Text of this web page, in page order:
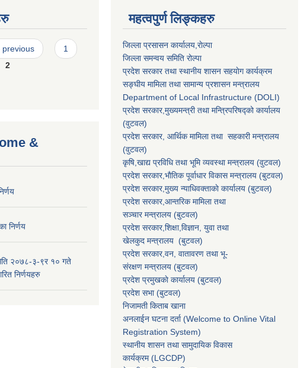
previous
1
2
&
निर्णय
२०७८-३-९र १० गते
निर्णयहरु
महत्वपुर्ण लिङ्कहरु
जिल्ला प्रसासन कार्यालय,राेल्पा
जिल्ला समन्वय समिति रोल्पा
प्रदेश सरकार तथा स्थानीय शासन सहयाेग कार्यक्रम
सङ्‍घीय मामिला तथा सामान्य प्रशासन मन्त्रालय
Department of Local Infrastructure (DOLI)
प्रदेश सरकार,मुख्यमन्त्री तथा मन्त्रिपरिषद्को कार्यालय
(वुटवल)
प्रदेश सरकार, आर्थिक मामिला तथा सहकारी मन्त्रालय
(वुटवल)
कृषि,खाद्य प्रविधि तथा भूमि व्यवस्था मन्त्रालय (वुटवल)
प्रदेश सरकार,भाैतिक पूर्वाधार विकास मन्त्रालय (बुटवल)
प्रदेश सरकार,मुख्य न्याधिवक्ताकाे कार्यालय (बुटवल)
प्रदेश सरकार,आन्तरिक मामिला तथा
सञ्चार मन्त्रालय (बुटवल)
प्रदेश सरकार,शिक्षा,विज्ञान, युवा तथा
खेलकुद मन्त्रालय (बुटवल)
प्रदेश सरकार,वन, वातावरण तथा भू-
संरक्षण मन्त्रालय (बुटवल)
प्रदेश प्रमुखकाे कार्यालय (बुटवल)
प्रदेश सभा (बुटवल)
निजामती किताब खाना
अनलाईन घटना दर्ता (Welcome to Online Vital
Registration System)
स्थानीय शासन तथा सामुदायिक विकास
कार्यक्रम (LGCDP)